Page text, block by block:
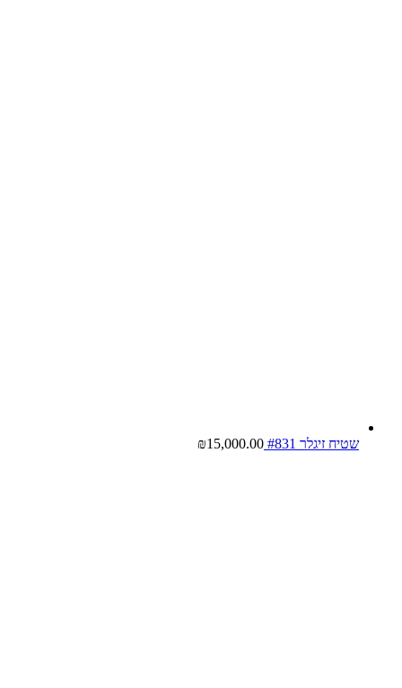
שטיח זיגלר #831 ₪15,000.00